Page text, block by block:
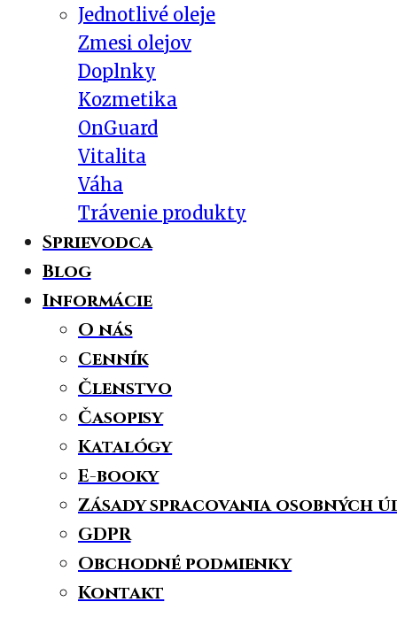
Jednotlivé oleje
Zmesi olejov
Doplnky
Kozmetika
OnGuard
Vitalita
Váha
Trávenie produkty
Sprievodca
Blog
Informácie
O nás
Cenník
Členstvo
Časopisy
Katalógy
E-booky
Zásady spracovania osobných
GDPR
Obchodné podmienky
Kontakt